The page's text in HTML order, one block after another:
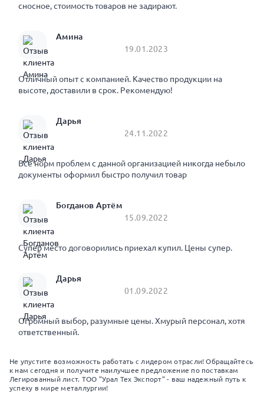
сносное, стоимость товаров не задирают.
Амина
19.01.2023
Отличный опыт с компанией. Качество продукции на
высоте, доставили в срок. Рекомендую!
Дарья
24.11.2022
Все норм проблем с данной организацией никогда небыло
документы оформил быстро получил товар
Богданов Артём
15.09.2022
Супер место договорились приехал купил. Цены супер.
Дарья
01.09.2022
Огромный выбор, разумные цены. Хмурый персонал, хотя
ответственный.
Не упустите возможность работать с лидером отрасли! Обращайтесь
к нам сегодня и получите наилучшее предложение по поставкам
Легированный лист. ТОО "Урал Тех Экспорт" - ваш надежный путь к
успеху в мире металлургии!